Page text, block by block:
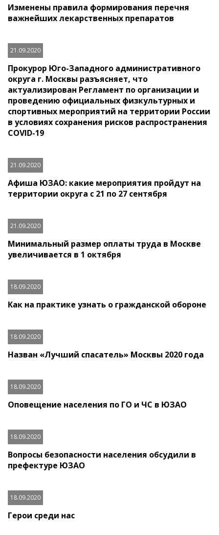
Изменены правила формирования перечня
важнейших лекарственных препаратов
21.09.2020
Прокурор Юго-Западного административного
округа г. Москвы разъясняет, что
актуализирован Регламент по организации и
проведению официальных физкультурных и
спортивных мероприятий на территории России
в условиях сохранения рисков распространения
COVID-19
21.09.2020
Афиша ЮЗАО: какие мероприятия пройдут на
территории округа с 21 по 27 сентября
21.09.2020
Минимальный размер оплаты труда в Москве
увеличивается в 1 октября
18.09.2020
Как на практике узнать о гражданской обороне
18.09.2020
Назван «Лучший спасатель» Москвы 2020 года
18.09.2020
Оповещение населения по ГО и ЧС в ЮЗАО
18.09.2020
Вопросы безопасности населения обсудили в
префектуре ЮЗАО
18.09.2020
Герои среди нас